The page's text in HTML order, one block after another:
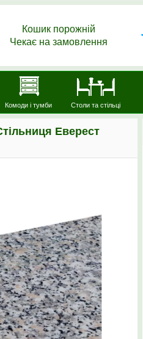
Кошик порожній
Чекає на замовлення
Комоди і тумби Столи та стільці
Еверест